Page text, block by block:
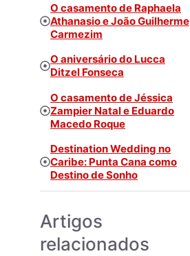
O casamento de Raphaela
Athanasio e João Guilherme
Carmezim
O aniversário do Lucca
Ditzel Fonseca
O casamento de Jéssica
Zampier Natal e Eduardo
Macedo Roque
Destination Wedding no
Caribe: Punta Cana como
Destino de Sonho
Artigos
relacionados